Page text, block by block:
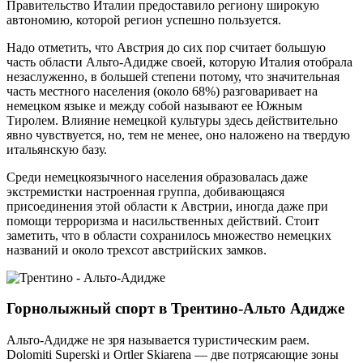
Правительство Италии предоставило региону широкую
автономию, которой регион успешно пользуется.
Надо отметить, что Австрия до сих пор считает большую
часть области Альто-Адидже своей, которую Италия отобрала
незаслуженно, в большей степени потому, что значительная
часть местного населения (около 68%) разговаривает на
немецком языке и между собой называют ее Южным
Тиролем. Влияние немецкой культуры здесь действительно
явно чувствуется, но, тем не менее, оно наложено на твердую
итальянскую базу.
Среди немецкоязычного населения образовалась даже
экстремистки настроенная группа, добивающаяся
присоединения этой области к Австрии, иногда даже при
помощи терроризма и насильственных действий. Стоит
заметить, что в области сохранилось множество немецких
названий и около трехсот австрийских замков.
Горнолыжный спорт в Трентино-Альто Адидже
Альто-Адидже не зря называется туристическим раем.
Dolomiti Superski и Ortler Skiarena — две потрясающие зоны